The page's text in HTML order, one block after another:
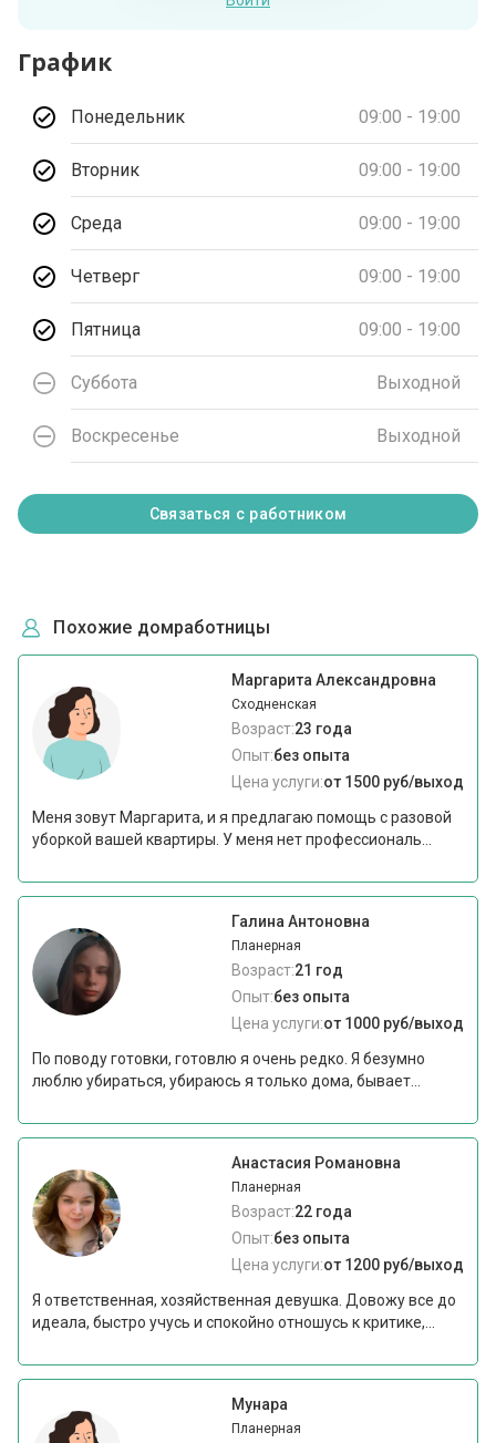
График
Понедельник 09:00 - 19:00
Вторник 09:00 - 19:00
Среда 09:00 - 19:00
Четверг 09:00 - 19:00
Пятница 09:00 - 19:00
Суббота Выходной
Воскресенье Выходной
Связаться с работником
Похожие домработницы
Маргарита Александровна
Сходненская
Возраст:23 года
Опыт:без опыта
Цена услуги:от 1500 руб/выход
Меня зовут Маргарита, и я предлагаю помощь с разовой
уборкой вашей квартиры. У меня нет профессиональ...
Галина Антоновна
Планерная
Возраст:21 год
Опыт:без опыта
Цена услуги:от 1000 руб/выход
По поводу готовки, готовлю я очень редко. Я безумно
люблю убираться, убираюсь я только дома, бывает...
Анастасия Романовна
Планерная
Возраст:22 года
Опыт:без опыта
Цена услуги:от 1200 руб/выход
Я ответственная, хозяйственная девушка. Довожу все до
идеала, быстро учусь и спокойно отношусь к критике,...
Мунара
Планерная